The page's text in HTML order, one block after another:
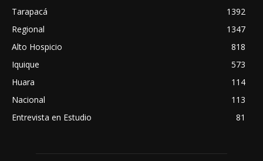
Tarapacá
1392
Regional
1347
Alto Hospicio
818
Iquique
573
Huara
114
Nacional
113
Entrevista en Estudio
81